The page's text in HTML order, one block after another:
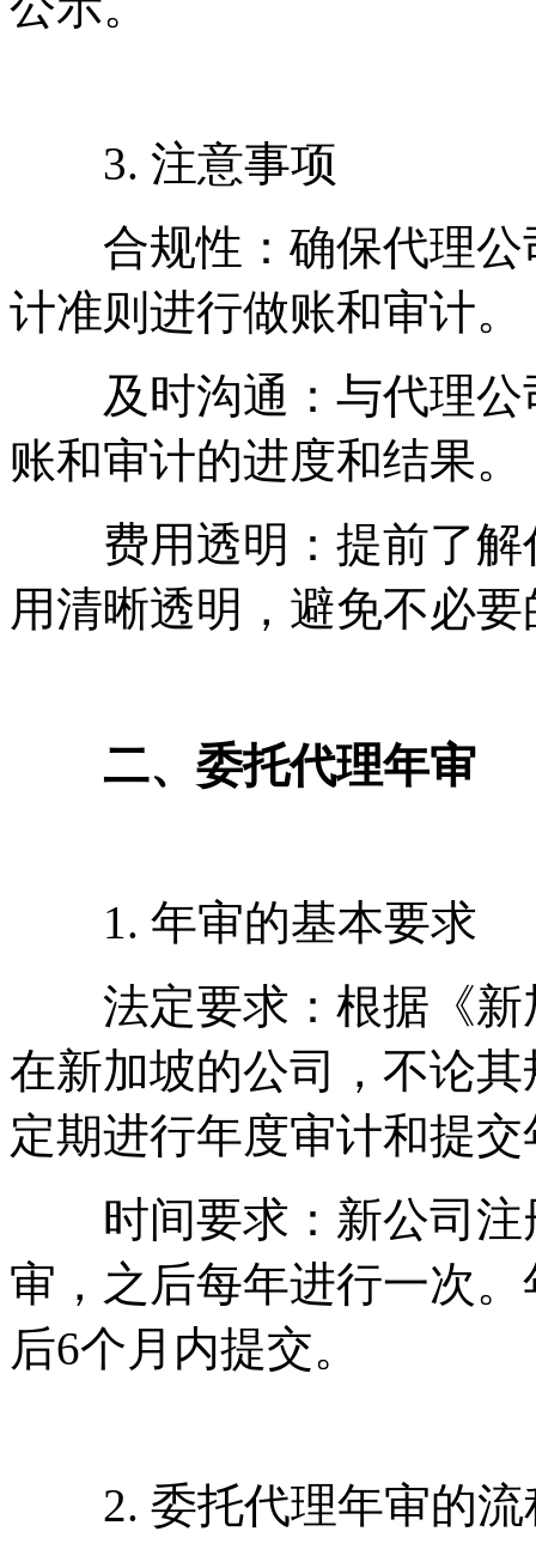
3. 注意事项
合规性：确保代理公
计准则进行做账和审计。
及时沟通：与代理公
账和审计的进度和结果。
费用透明：提前了解
用清晰透明，避免不必
二、委托代理年审
1. 年审的基本要求
法定要求：根据《新
在新加坡的公司，不论
定期进行年度审计和提
时间要求：新公司注
审，之后每年进行一次
后6个月内提交。
2. 委托代理年审的流